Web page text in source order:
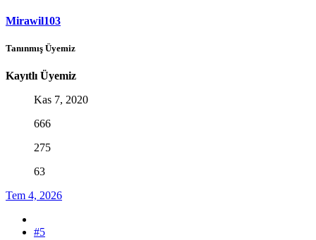
Mirawil103
Tanınmış Üyemiz
Kayıtlı Üyemiz
Kas 7, 2020
666
275
63
Tem 4, 2026
#5